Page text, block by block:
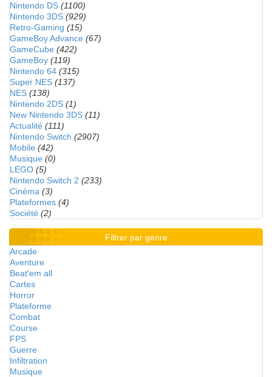
Nintendo DS (1100)
Nintendo 3DS (929)
Retro-Gaming (15)
GameBoy Advance (67)
GameCube (422)
GameBoy (119)
Nintendo 64 (315)
Super NES (137)
NES (138)
Nintendo 2DS (1)
New Nintendo 3DS (11)
Actualité (111)
Nintendo Switch (2907)
Mobile (42)
Musique (0)
LEGO (5)
Nintendo Switch 2 (233)
Cinéma (3)
Plateformes (4)
Société (2)
Filtrer par genre
Arcade
Aventure
Beat'em all
Cartes
Horror
Plateforme
Combat
Course
FPS
Guerre
Infiltration
Musique